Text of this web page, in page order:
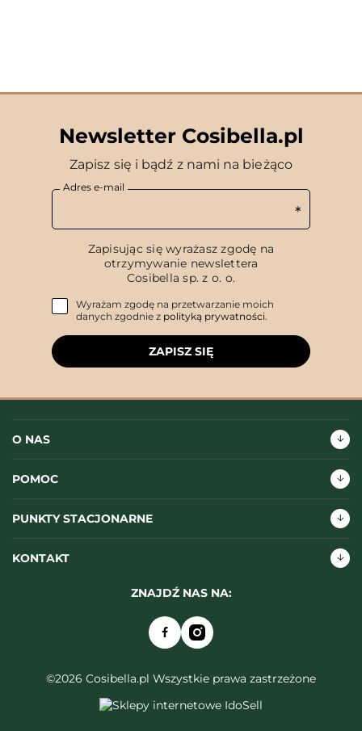
Newsletter Cosibella.pl
Zapisz się i bądź z nami na bieżąco
Adres e-mail
Zapisując się wyrażasz zgodę na
otrzymywanie newslettera
Cosibella sp. z o. o.
Wyrażam zgodę na przetwarzanie moich
danych zgodnie z polityką prywatności.
ZAPISZ SIĘ
O NAS
POMOC
PUNKTY STACJONARNE
KONTAKT
ZNAJDŹ NAS NA:
©2026 Cosibella.pl Wszystkie prawa zastrzeżone